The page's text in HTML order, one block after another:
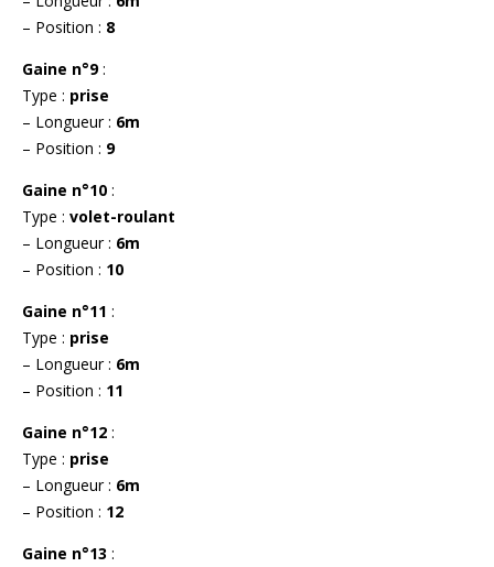
– Position : 8
Gaine n°9:
Type : prise
– Longueur : 6m
– Position : 9
Gaine n°10 :
Type : volet-roulant
– Longueur : 6m
– Position : 10
Gaine n°11 :
Type : prise
– Longueur : 6m
– Position : 11
Gaine n°12 :
Type : prise
– Longueur : 6m
– Position : 12
Gaine n°13 :